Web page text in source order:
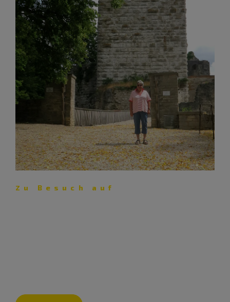
Zu Besuch auf